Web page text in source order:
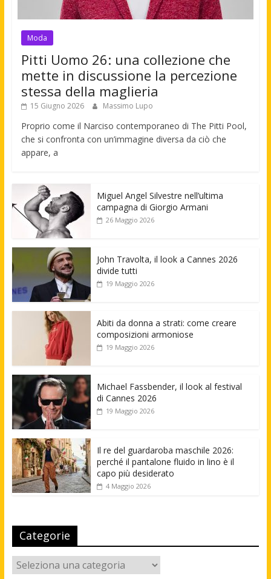
Moda
Pitti Uomo 26: una collezione che
mette in discussione la percezione
stessa della maglieria
15 Giugno 2026 Massimo Lupo
Proprio come il Narciso contemporaneo di The Pitti Pool,
che si confronta con un’immagine diversa da ciò che
appare, a
Miguel Angel Silvestre nell’ultima
campagna di Giorgio Armani
26 Maggio 2026
John Travolta, il look a Cannes 2026
divide tutti
19 Maggio 2026
Abiti da donna a strati: come creare
composizioni armoniose
19 Maggio 2026
Michael Fassbender, il look al festival
di Cannes 2026
19 Maggio 2026
Il re del guardaroba maschile 2026:
perché il pantalone fluido in lino è il
capo più desiderato
4 Maggio 2026
Categorie
Categorie